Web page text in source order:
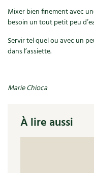
Recettes végétariennes
Habitat écologique
Énergie
Trucs & astuces
Expés
Bonnes adresses
Mixer bien finement avec
besoin un tout petit peu
Servir tel quel ou avec un
dans l’assiette.
Marie Chioca
À lire aussi